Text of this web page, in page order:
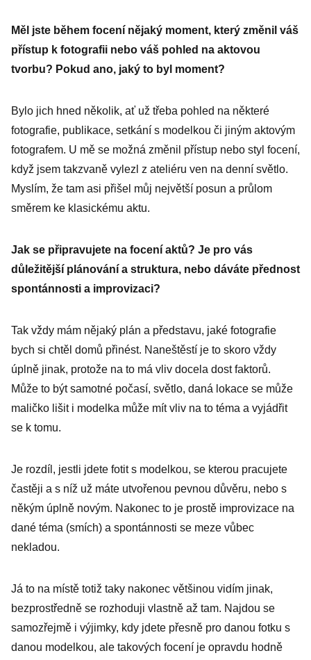
říkám tomu punk
art
Měl jste během focení nějaký moment, který změnil váš
přístup k fotografii nebo váš pohled na aktovou
tvorbu? Pokud ano, jaký to byl moment?
Bylo jich hned několik, ať už třeba pohled na některé
fotografie, publikace, setkání s modelkou či jiným aktovým
fotografem. U mě se možná změnil přístup nebo styl focení,
když jsem takzvaně vylezl z ateliéru ven na denní světlo.
Myslím, že tam asi přišel můj největší posun a průlom
směrem ke klasickému aktu.
Jak se připravujete na focení aktů? Je pro vás
důležitější plánování a struktura, nebo dáváte přednost
spontánnosti a improvizaci?
Tak vždy mám nějaký plán a představu, jaké fotografie
bych si chtěl domů přinést. Naneštěstí je to skoro vždy
úplně jinak, protože na to má vliv docela dost faktorů.
Může to být samotné počasí, světlo, daná lokace se může
maličko lišit i modelka může mít vliv na to téma a vyjádřit
se k tomu.
Je rozdíl, jestli jdete fotit s modelkou, se kterou pracujete
častěji a s níž už máte utvořenou pevnou důvěru, nebo s
někým úplně novým. Nakonec to je prostě improvizace na
dané téma (smích) a spontánnosti se meze vůbec
nekladou.
Já to na místě totiž taky nakonec většinou vidím jinak,
bezprostředně se rozhoduji vlastně až tam. Najdou se
samozřejmě i výjimky, kdy jdete přesně pro danou fotku s
danou modelkou, ale takových focení je opravdu hodně